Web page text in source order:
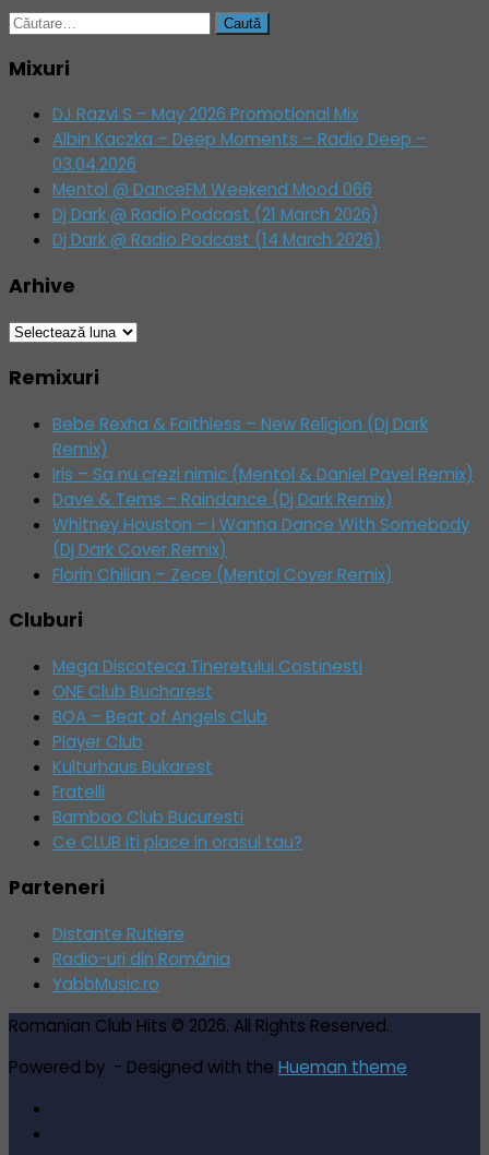
Caută
Mixuri
DJ Razvi S – May 2026 Promotional Mix
Albin Kaczka – Deep Moments – Radio Deep –
03.04.2026
Mentol @ DanceFM Weekend Mood 066
Dj Dark @ Radio Podcast (21 March 2026)
Dj Dark @ Radio Podcast (14 March 2026)
Arhive
Arhive
Remixuri
Bebe Rexha & Faithless – New Religion (Dj Dark
Remix)
Iris – Sa nu crezi nimic (Mentol & Daniel Pavel Remix)
Dave & Tems – Raindance (Dj Dark Remix)
Whitney Houston – I Wanna Dance With Somebody
(Dj Dark Cover Remix)
Florin Chilian – Zece (Mentol Cover Remix)
Cluburi
Mega Discoteca Tineretului Costinesti
ONE Club Bucharest
BOA – Beat of Angels Club
Player Club
Kulturhaus Bukarest
Fratelli
Bamboo Club Bucuresti
Ce CLUB iti place in orasul tau?
Parteneri
Distante Rutiere
Radio-uri din România
YabbMusic.ro
Romanian Club Hits © 2026. All Rights Reserved.
Powered by - Designed with the Hueman theme